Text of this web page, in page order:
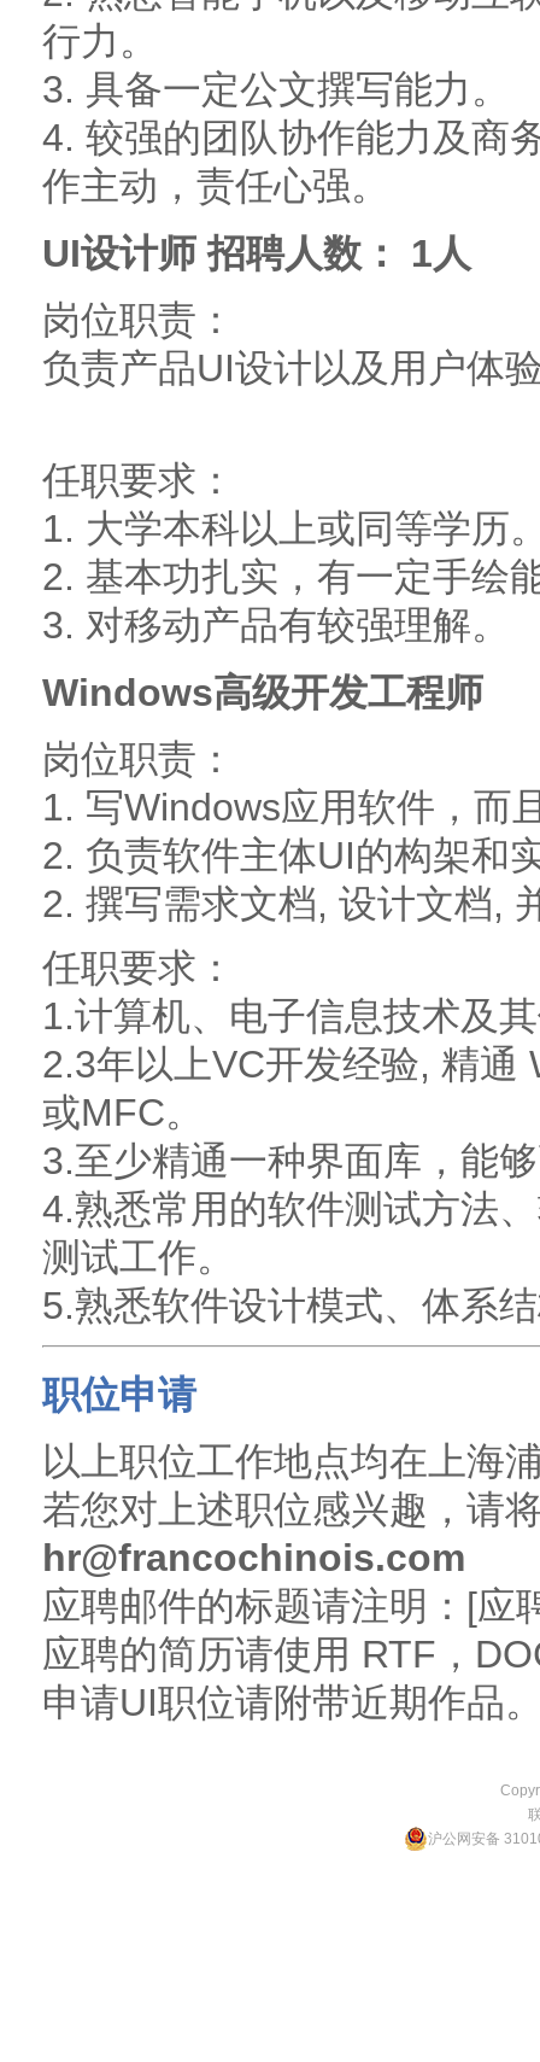
行力。
3. 具备一定公文撰写能力。
4. 较强的团队协作能力及商
作主动，责任心强。
UI设计师 招聘人数： 1人
岗位职责：
负责产品UI设计以及用户体
任职要求：
1. 大学本科以上或同等学历
2. 基本功扎实，有一定手绘
3. 对移动产品有较强理解。
Windows高级开发工程师
岗位职责：
1. 写Windows应用软件，而
2. 负责软件主体UI的构架和
2. 撰写需求文档, 设计文档,
任职要求：
1.计算机、电子信息技术及
2.3年以上VC开发经验, 精通
或MFC。
3.至少精通一种界面库，能
4.熟悉常用的软件测试方法
测试工作。
5.熟悉软件设计模式、体系
职位申请
以上职位工作地点均在上海
若您对上述职位感兴趣，请
hr@francochinois.com
应聘邮件的标题请注明：[应
应聘的简历请使用 RTF，
申请UI职位请附带近期作品
沪公网安备